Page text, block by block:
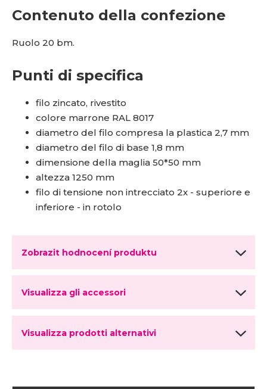
Contenuto della confezione
Ruolo 20 bm.
Punti di specifica
filo zincato, rivestito
colore marrone RAL 8017
diametro del filo compresa la plastica 2,7 mm
diametro del filo di base 1,8 mm
dimensione della maglia 50*50 mm
altezza 1250 mm
filo di tensione non intrecciato 2x - superiore e
inferiore - in rotolo
Zobrazit hodnocení produktu
Visualizza gli accessori
Visualizza prodotti alternativi